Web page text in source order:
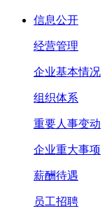
信息公开
经营管理
企业基本情况
组织体系
重要人事变动
企业重大事项
薪酬待遇
员工招聘